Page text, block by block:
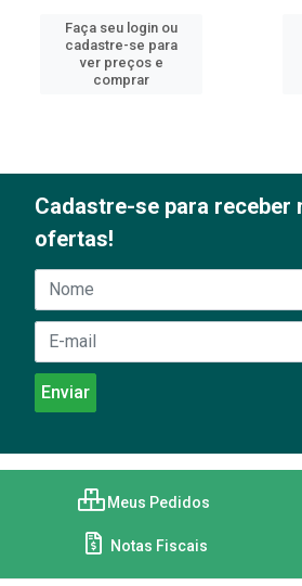
Faça seu login ou
cadastre-se para
ver preços e
comprar
Cadastre-se para receber
ofertas!
Meus Pedidos
Notas Fiscais